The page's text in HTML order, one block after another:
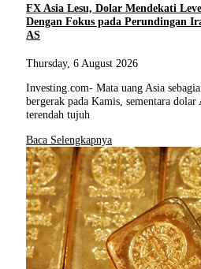
FX Asia Lesu, Dolar Mendekati
Dengan Fokus pada Perundingan
AS
Thursday, 6 August 2026
Investing.com- Mata uang Asia
bergerak pada Kamis, sementara
terendah tujuh
Baca Selengkapnya